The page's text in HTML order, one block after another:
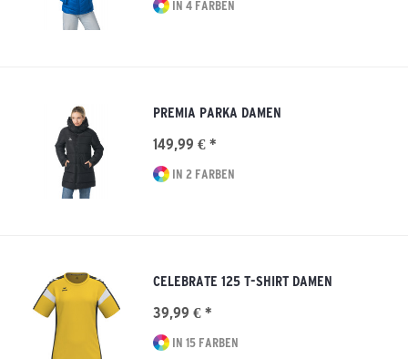
IN 4 FARBEN
PREMIA PARKA DAMEN
149,99 € *
IN 2 FARBEN
CELEBRATE 125 T-SHIRT DAMEN
39,99 € *
IN 15 FARBEN